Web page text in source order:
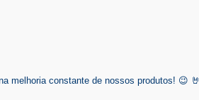
melhoria constante de nossos produtos! 😉 🤘